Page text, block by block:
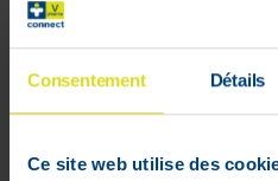
Consentement Détails
Ce site web utilise des
Intestinale gezondheid
BIO
Capsules met